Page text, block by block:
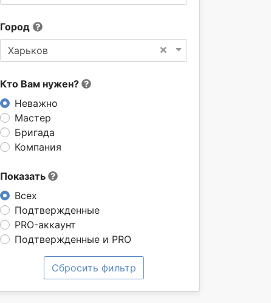
Город
×
Харьков
Кто Вам нужен?
Неважно
Мастер
Бригада
Компания
Показать
Всех
Подтвержденные
PRO-аккаунт
Подтвержденные и PRO
Сбросить фильтр